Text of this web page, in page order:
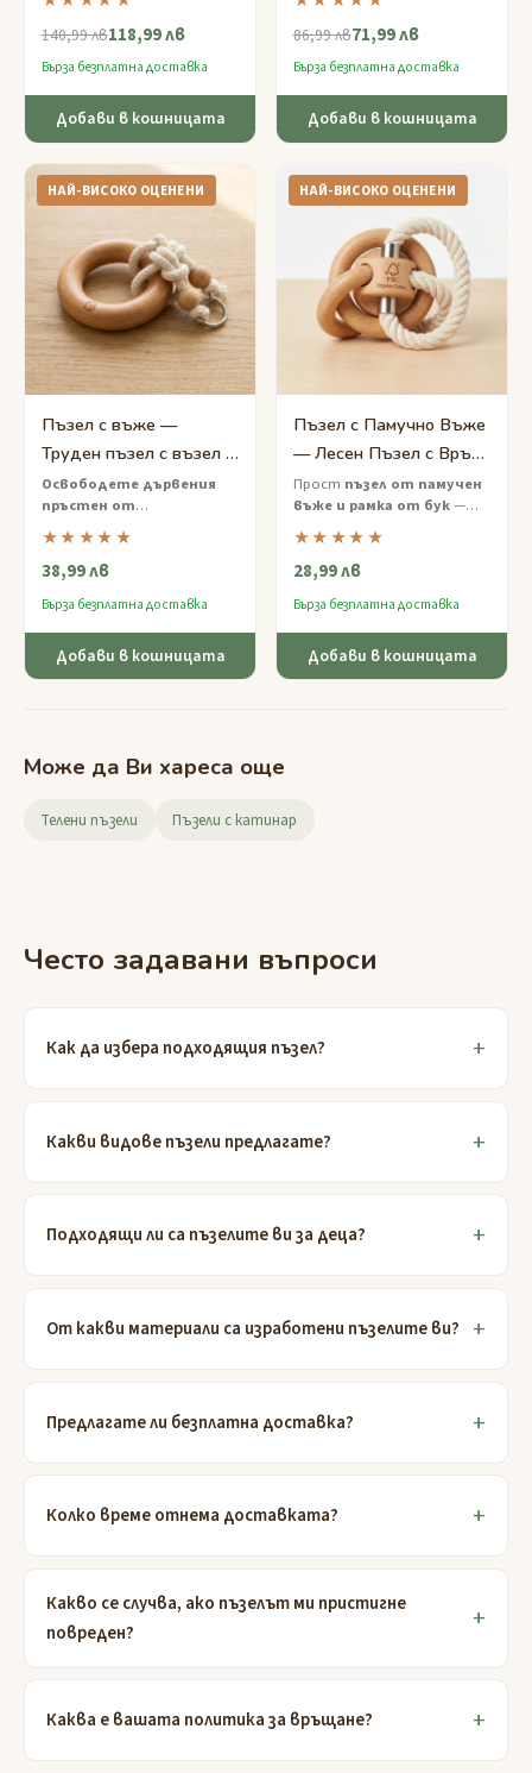
дървено съкровище —
предизвикателна игра за
скрити ключове.
140,99 лв118,99 лв
Бърза безплатна доставка
Добави в кошницата
ниво, екологичен, който
ще постави вашето
изпитание.
86,99 лв71,99 лв
Бърза безплатна доставка
Добави в кошницата
НАЙ-ВИСОКО ОЦЕНЕНИ
Пъзел с въже —
Труден пъзел с възел и
пръстен за деца
Освободете дървения
пръстен от
заплетената въже
практичен пъзел с висока
трудност, който учи на
мислене за възраст 9-12
години.
★★★★★
38,99 лв
Бърза безплатна доставка
Добави в кошницата
НАЙ-ВИСОКО ОЦЕНЕНИ
Пъзел с Памучно Въже
— Лесен Пъзел с Връв
и Дърво
Прост пъзел от памучен
въже и рамка от бук—
освободете цикъла от
дървените колчета с
помощта на само няколко
★★★★★
28,99 лв
Бърза безплатна доставка
Добави в кошницата
Може да Ви хареса още
Телени пъзели Пъзели с катинар
Често задавани въпроси
Как да избера подходящия пъзел?
Какви видове пъзели предлагате?
Подходящи ли са пъзелите ви за деца?
От какви материали са изработени пъзелите ви?
Предлагате ли безплатна доставка?
Колко време отнема доставката?
Какво се случва, ако пъзелът ми пристигне
повреден?
Каква е вашата политика за връщане?